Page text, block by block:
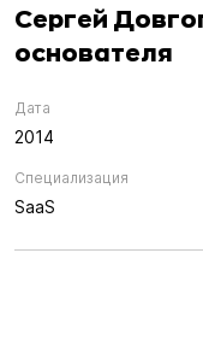
Сергей
основателя
Дата
2014
Специализация
SaaS